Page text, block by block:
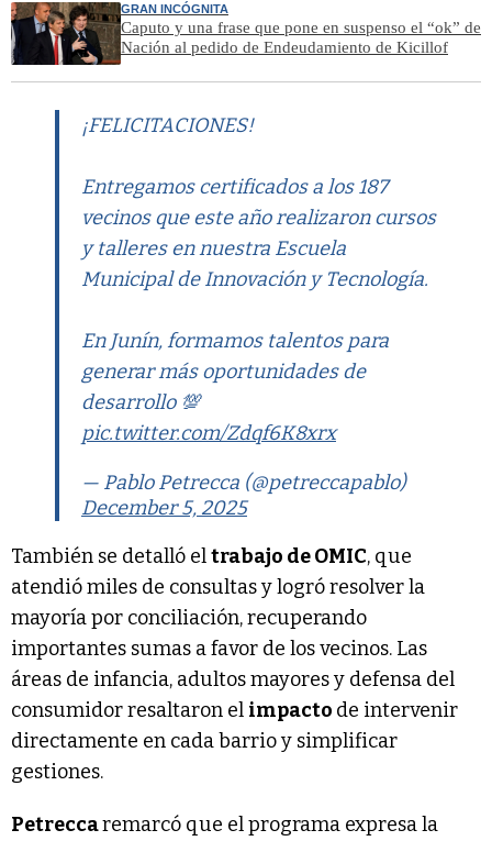
GRAN INCÓGNITA
Caputo y una frase que pone en suspenso el “ok” de
Nación al pedido de Endeudamiento de Kicillof
¡FELICITACIONES!
Entregamos certificados a los 187
vecinos que este año realizaron cursos
y talleres en nuestra Escuela
Municipal de Innovación y Tecnología.
En Junín, formamos talentos para
generar más oportunidades de
desarrollo 💯
pic.twitter.com/Zdqf6K8xrx
— Pablo Petrecca (@petreccapablo)
December 5, 2025
También se detalló eltrabajo de OMIC, que
atendió miles de consultas y logró resolver la
mayoría por conciliación, recuperando
importantes sumas a favor de los vecinos. Las
áreas de infancia, adultos mayores y defensa del
consumidor resaltaron el impacto de intervenir
directamente en cada barrio y simplificar
gestiones.
Petreccaremarcó que el programa expresa la